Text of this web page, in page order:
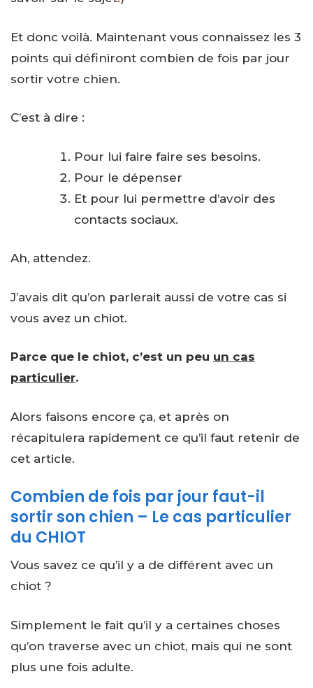
Et donc voilà. Maintenant vous connaissez les 3
points qui définiront combien de fois par jour
sortir votre chien.
C’est à dire :
Pour lui faire faire ses besoins.
Pour le dépenser
Et pour lui permettre d’avoir des
contacts sociaux.
Ah, attendez.
J’avais dit qu’on parlerait aussi de votre cas si
vous avez un chiot.
Parce que le chiot, c’est un peu un cas
particulier.
Alors faisons encore ça, et après on
récapitulera rapidement ce qu’il faut retenir de
cet article.
Combien de fois par jour faut-il
sortir son chien – Le cas particulier
du CHIOT
Vous savez ce qu’il y a de différent avec un
chiot ?
Simplement le fait qu’il y a certaines choses
qu’on traverse avec un chiot, mais qui ne sont
plus une fois adulte.